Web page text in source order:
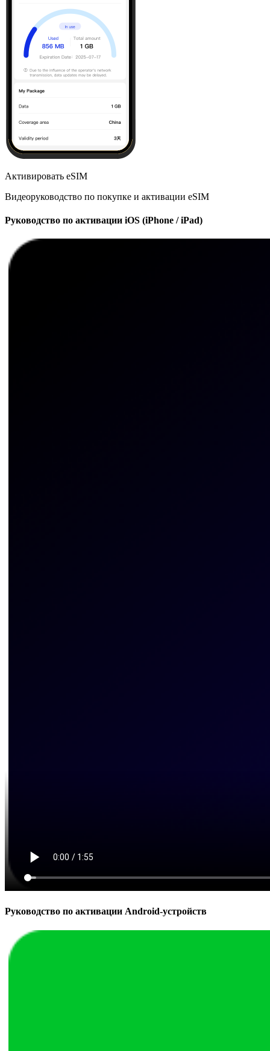
Активировать eSIM
Видеоруководство по покупке и активации eSIM
Руководство по активации iOS (iPhone / iPad)
Руководство по активации Android-устройств